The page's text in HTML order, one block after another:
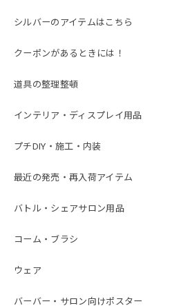
シルバーのアイテムはこちら
クーポンがあるときには！
道具の整理整頓
インテリア・ディスプレイ用品
プチDIY・施工・内装
最近の発売・再入荷アイテム
バトル・シェアサロン用品
コーム・ブラシ
ウェア
バーバー・サロン向けポスター